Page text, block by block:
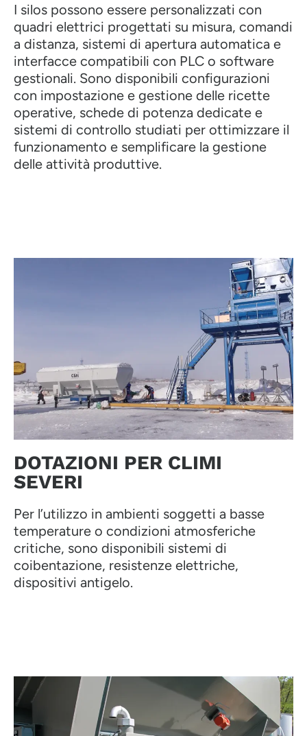
I silos possono essere personalizzati con
quadri elettrici progettati su misura, comandi
a distanza, sistemi di apertura automatica e
interfacce compatibili con PLC o software
gestionali. Sono disponibili configurazioni
con impostazione e gestione delle ricette
operative, schede di potenza dedicate e
sistemi di controllo studiati per ottimizzare il
funzionamento e semplificare la gestione
delle attività produttive.
DOTAZIONI PER CLIMI
SEVERI
Per l’utilizzo in ambienti soggetti a basse
temperature o condizioni atmosferiche
critiche, sono disponibili sistemi di
coibentazione, resistenze elettriche,
dispositivi antigelo.